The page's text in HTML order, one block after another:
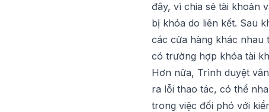
đây, vì chia sẻ tài khoản
bị khóa do liên kết. Sau
các cửa hàng khác nhau
có trường hợp khóa tài
Hơn nữa, Trình duyệt
ra lỗi thao tác, có thể
trong việc đối phó với